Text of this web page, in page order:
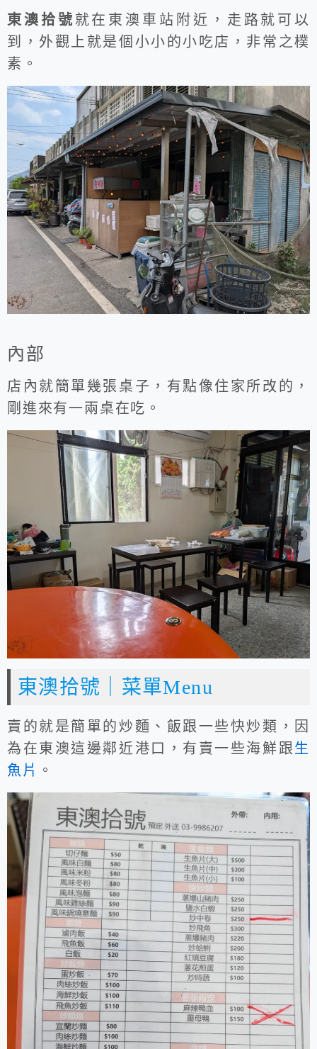
東澳拾號 就在東澳車站附近，走路就可以
到，外觀上就是個小小的小吃店，非常之樸
素。
內部
店內就簡單幾張桌子，有點像住家所改的，
剛進來有一兩桌在吃。
東澳拾號｜菜單Menu
賣的就是簡單的炒麵、飯跟一些快炒類，因
為在東澳這邊鄰近港口，有賣一些海鮮跟生
魚片 。